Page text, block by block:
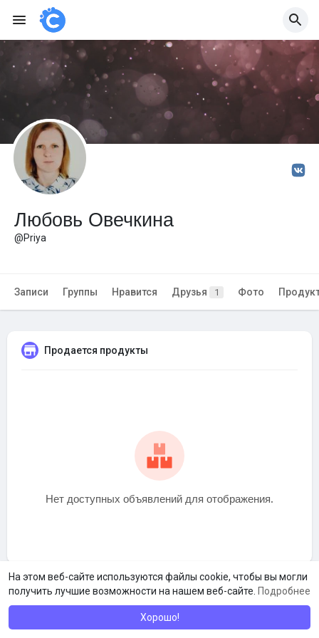
На этом веб-сайте используются файлы cookie, чтобы вы могли
получить лучшие возможности на нашем веб-сайте. Подробнее
Хорошо!
Любовь Овечкина
@Priya
Записи Группы Нравится Друзья 1 Фото
Продается продукты
Нет доступных объявлений для отображения.